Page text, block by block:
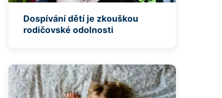
Dospívání dětí je zkouškou
rodičovské odolnosti